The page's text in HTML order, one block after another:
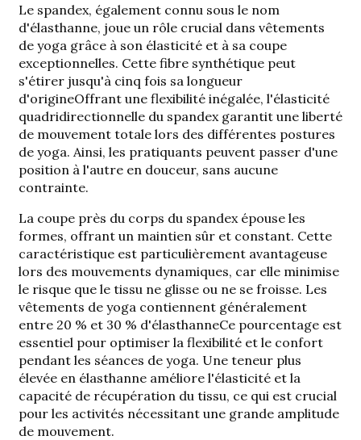
Le spandex, également connu sous le nom
d'élasthanne, joue un rôle crucial dans vêtements
de yoga grâce à son élasticité et à sa coupe
exceptionnelles. Cette fibre synthétique peut
s'étirer jusqu'à cinq fois sa longueur
d'origineOffrant une flexibilité inégalée, l'élasticité
quadridirectionnelle du spandex garantit une liberté
de mouvement totale lors des différentes postures
de yoga. Ainsi, les pratiquants peuvent passer d'une
position à l'autre en douceur, sans aucune
contrainte.
La coupe près du corps du spandex épouse les
formes, offrant un maintien sûr et constant. Cette
caractéristique est particulièrement avantageuse
lors des mouvements dynamiques, car elle minimise
le risque que le tissu ne glisse ou ne se froisse. Les
vêtements de yoga contiennent généralement
entre 20 % et 30 % d'élasthanneCe pourcentage est
essentiel pour optimiser la flexibilité et le confort
pendant les séances de yoga. Une teneur plus
élevée en élasthanne améliore l'élasticité et la
capacité de récupération du tissu, ce qui est crucial
pour les activités nécessitant une grande amplitude
de mouvement.